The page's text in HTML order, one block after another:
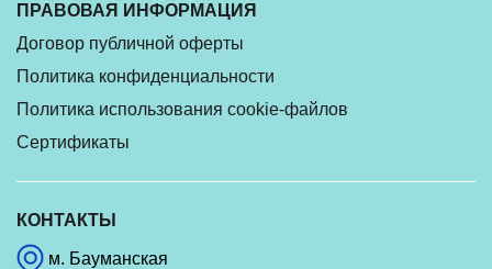
ПРАВОВАЯ ИНФОРМАЦИЯ
Договор публичной оферты
Политика конфиденциальности
Политика использования cookie-файлов
Сертификаты
КОНТАКТЫ
м. Бауманская